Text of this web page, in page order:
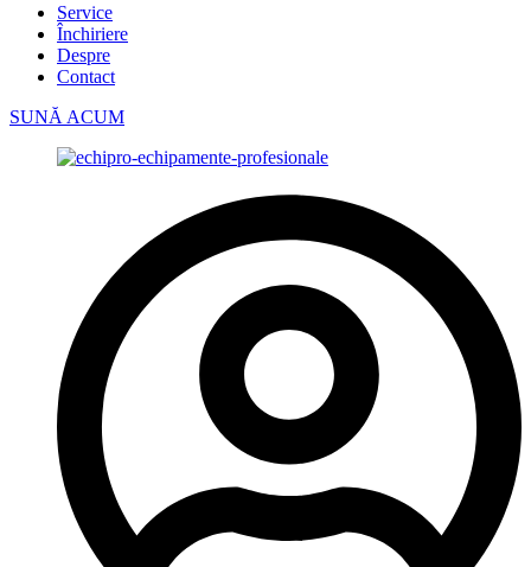
Service
Închiriere
Despre
Contact
SUNĂ ACUM